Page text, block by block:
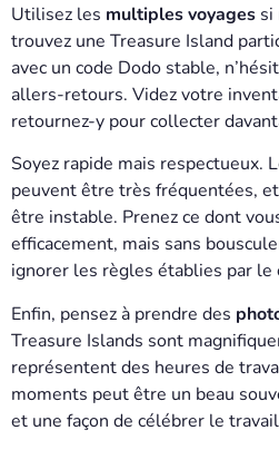
Utilisez les multiples voyages si
trouvez une Treasure Island
avec un code Dodo stable,
allers-retours. Videz votre
retournez-y pour collecter
Soyez rapide mais respectueux.
peuvent être très fréquentées,
être instable. Prenez ce dont
efficacement, mais sans
ignorer les règles établies par le
Enfin, pensez à prendre des
Treasure Islands sont
représentent des heures de
moments peut être un beau
et une façon de célébrer le